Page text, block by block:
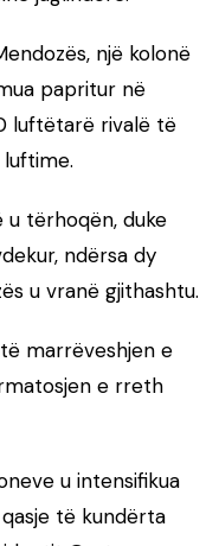
një kolonë
papritur në
luftëtarë rivalë të
u tërhoqën, duke
ndërsa dy
u vranë gjithashtu.
marrëveshjen e
e rreth
u intensifikua
të kundërta